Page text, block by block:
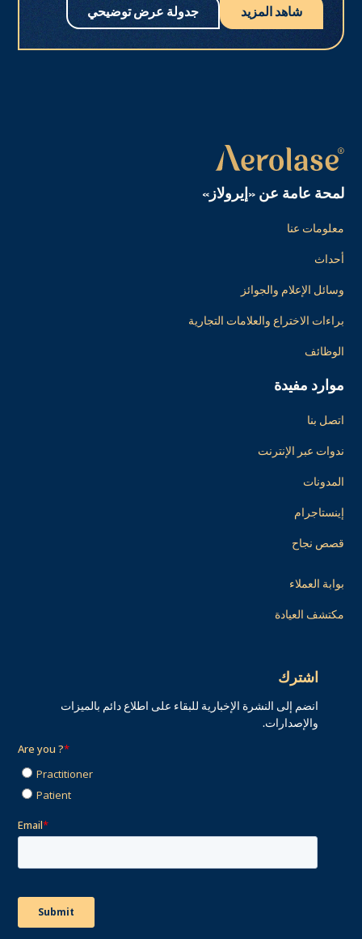
شاهد المزيد جدولة عرض توضيحي
لمحة عامة عن «إيرولاز»
معلومات عنا
أحداث
وسائل الإعلام والجوائز
براءات الاختراع والعلامات التجارية
الوظائف
موارد مفيدة
اتصل بنا
ندوات عبر الإنترنت
المدونات
إينستاجرام
قصص نجاح
بوابة العملاء
مكتشف العيادة
اشترك
انضم إلى النشرة الإخبارية للبقاء على اطلاع دائم بالميزات
والإصدارات.